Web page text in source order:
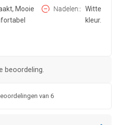
Mooie
Nadelen:
Witte
kleur.
van 6
beoordeling.